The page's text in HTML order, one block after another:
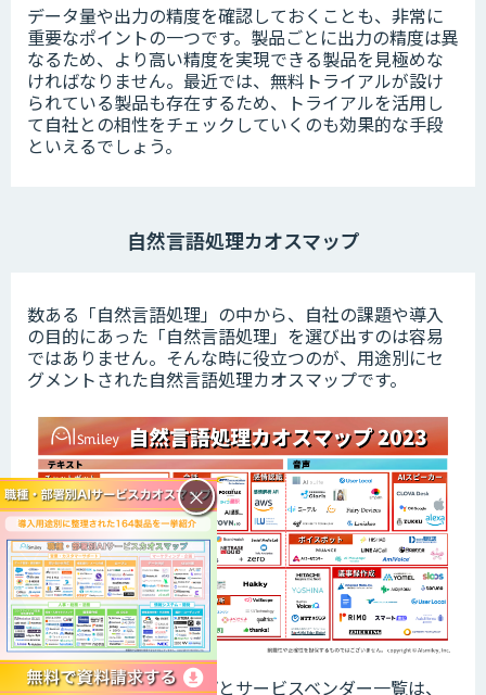
データ量や出力の精度を確認しておくことも、非常に
重要なポイントの一つです。製品ごとに出力の精度は異
なるため、より高い精度を実現できる製品を見極めな
ければなりません。最近では、無料トライアルが設け
られている製品も存在するため、トライアルを活用し
て自社との相性をチェックしていくのも効果的な手段
といえるでしょう。
自然言語処理カオスマップ
数ある「自然言語処理」の中から、自社の課題や導入
の目的にあった「自然言語処理」を選び出すのは容易
ではありません。そんな時に役立つのが、用途別にセ
グメントされた自然言語処理カオスマップです。
この便利なカオスマップとサービスベンダー一覧は、
×